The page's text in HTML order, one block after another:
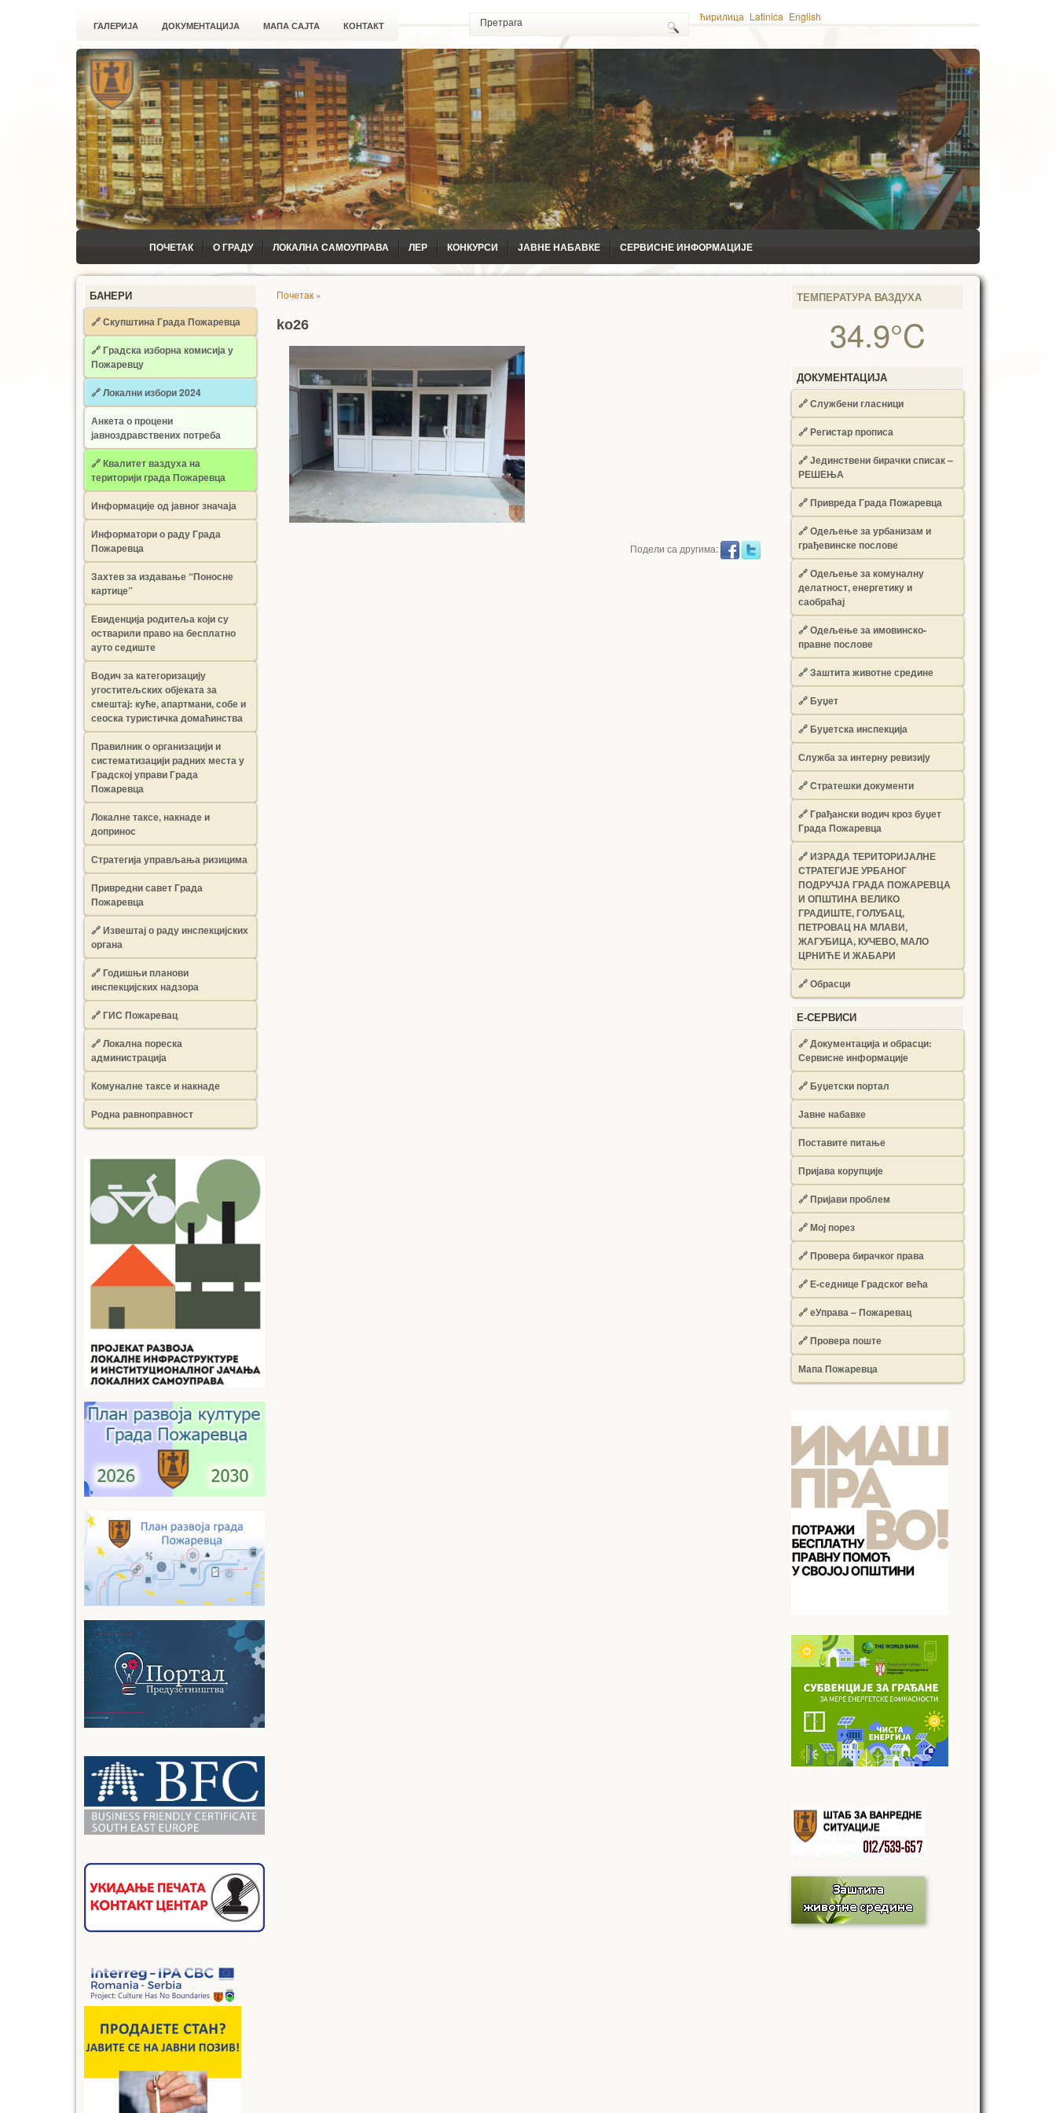
ГАЛЕРИЈА ДОКУМЕНТАЦИЈА МАПА САЈТА КОНТАКТ
ћирилица Latinica English
ПОЧЕТАК О ГРАДУ ЛОКАЛНА САМОУПРАВА ЛЕР КОНКУРСИ ЈАВНЕ НАБАВКЕ СЕРВИСНЕ ИНФОРМАЦИЈЕ
БАНЕРИ
🔗 Скупштина Града Пожаревца
🔗Градска изборна комисија у
Пожаревцу
🔗 Локални избори 2024
Анкета о процени
јавноздравствених потреба
🔗 Квалитет ваздуха на
територији града Пожаревца
Информације од јавног значаја
Информатори о раду Града
Пожаревца
Захтев за издавање “Поносне
картице”
Евиденција родитеља који су
остварили право на бесплатно
ауто седиште
Водич за категоризацију
угоститељских објеката за
смештај: куће, апартмани, собе и
сеоска туристичка домаћинства
Правилник о организацији и
систематизацији радних места у
Градској управи Града
Пожаревца
Локалне таксе, накнаде и
допринос
Стратегија управљања ризицима
Привредни савет Града
Пожаревца
🔗Извештај о раду инспекцијских
органа
🔗Годишњи планови
инспекцијских надзора
🔗 ГИС Пожаревац
🔗 Локална пореска
администрација
Комуналне таксе и накнаде
Родна равноправност
Почетак »
ko26
Подели са другима:
ТЕМПЕРАТУРА ВАЗДУХА
34.9°C
ДОКУМЕНТАЦИЈА
🔗Службени гласници
🔗Регистар прописа
🔗Јединствени бирачки списак –
РЕШЕЊА
🔗Привреда Града Пожаревца
🔗Одељење за урбанизам и
грађевинске послове
🔗Одељење за комуналну
делатност, енергетику и
саобраћај
🔗Одељење за имовинско-
правне послове
🔗Заштита животне средине
🔗Буџет
🔗Буџетска инспекција
Служба за интерну ревизију
🔗Стратешки документи
🔗Грађански водич кроз буџет
Града Пожаревца
🔗ИЗРАДА ТЕРИТОРИЈАЛНЕ
СТРАТЕГИЈЕ УРБАНОГ
ПОДРУЧЈА ГРАДА ПОЖАРЕВЦА
И ОПШТИНА ВЕЛИКО
ГРАДИШТЕ, ГОЛУБАЦ,
ПЕТРОВАЦ НА МЛАВИ,
ЖАГУБИЦА, КУЧЕВО, МАЛО
ЦРНИЋЕ И ЖАБАРИ
🔗Обрасци
Е-СЕРВИСИ
🔗 Документација и обрасци:
Сервисне информације
🔗 Буџетски портал
Јавне набавке
Поставите питање
Пријава корупције
🔗 Пријави проблем
🔗 Мој порез
🔗 Провера бирачког права
🔗 Е-седнице Градског већа
🔗 еУправа – Пожаревац
🔗 Провера поште
Мапа Пожаревца